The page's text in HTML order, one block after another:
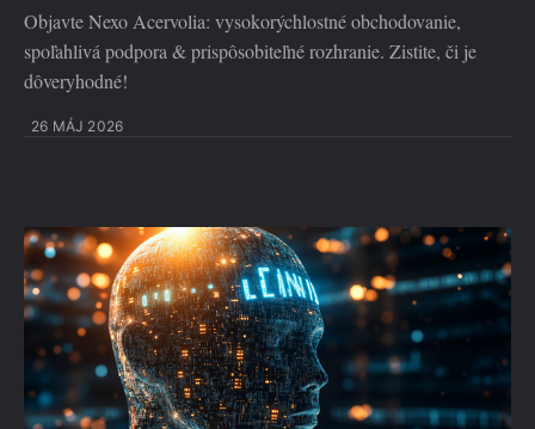
Objavte Nexo Acervolia: vysokorýchlostné obchodovanie,
spoľahlivá podpora & prispôsobiteľné rozhranie. Zistite, či je
dôveryhodné!
26 MÁJ 2026